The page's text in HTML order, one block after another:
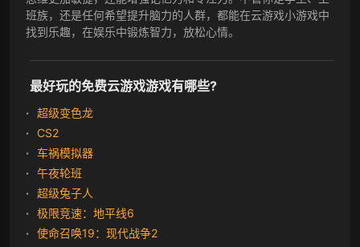
班族，还是任何希望提升脑力的人群，都能在云游戏小游戏中
找到乐趣，在娱乐中锻炼智力，放松心情。
最好玩的免费云游戏游戏有哪些?
超级变色龙
CS2
车祸模拟器
午夜轮班
超级兔子人
极限竞速：地平线6
使命召唤19：现代战争2